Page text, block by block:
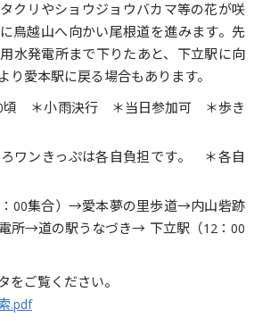
クリやショウジョウバカマ等の花が咲
鳥越山へ向かい尾根道を進みます。先
水発電所まで下りたあと、下立駅に向
り愛本駅に戻る場合もあります。
頃 ＊小雨決行 ＊当日参加可 ＊歩き
ワンきっぷは各自負担です。 ＊各自
00集合）→愛本夢の里歩道→内山砦跡
所→道の駅うなづき→ 下立駅（12：00
ご覧ください。
.pdf